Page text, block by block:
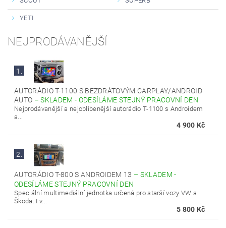
YETI
NEJPRODÁVANĚJŠÍ
1.
AUTORÁDIO T-1100 S BEZDRÁTOVÝM CARPLAY/ANDROID
AUTO –SKLADEM - ODESÍLÁME STEJNÝ PRACOVNÍ DEN
Nejprodávanější a nejoblíbenější autorádio T-1100 s Androidem
a...
4 900 Kč
2.
AUTORÁDIO T-800 S ANDROIDEM 13 – SKLADEM -
ODESÍLÁME STEJNÝ PRACOVNÍ DEN
Speciální multimediální jednotka určená pro starší vozy VW a
Škoda. I v...
5 800 Kč